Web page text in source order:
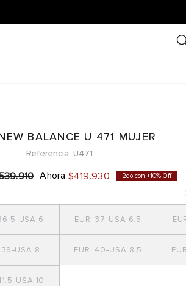
BALANCE U 471 MUJER
Referencia U471
.910 Ahora $419.930 2do con +10% Off
6 6.5
37
8 8.5
40
10